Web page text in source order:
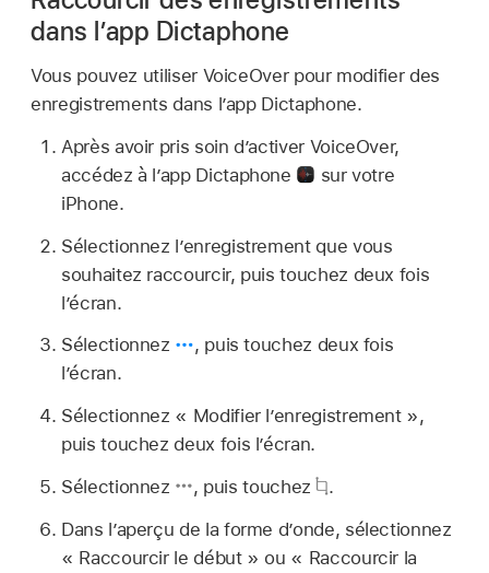
dans l’app Dictaphone
Vous pouvez utiliser VoiceOver pour modifier des
enregistrements dans l’app Dictaphone.
Après avoir pris soin d’activer VoiceOver,
accédez à l’app Dictaphone
sur votre
iPhone.
Sélectionnez l’enregistrement que vous
souhaitez raccourcir, puis touchez deux fois
l’écran.
Sélectionnez
, puis touchez deux fois
l’écran.
Sélectionnez « Modifier l’enregistrement »,
puis touchez deux fois l’écran.
Sélectionnez
, puis touchez
.
Dans l’aperçu de la forme d’onde, sélectionnez
« Raccourcir le début » ou « Raccourcir la